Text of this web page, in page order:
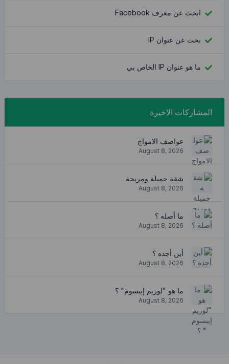
ابحث عن معرف Facebook
بحث عن عنوان IP
ما هو عنوان IP الخاص بي
المشاركات الاخيرة
عواصف الامواج
August 8, 2026
شقة جميلة ومريحة
August 8, 2026
ما أصله ؟
August 8, 2026
أين أجده ؟
August 8, 2026
ما هو "لوريم إيبسوم" ؟
August 8, 2026